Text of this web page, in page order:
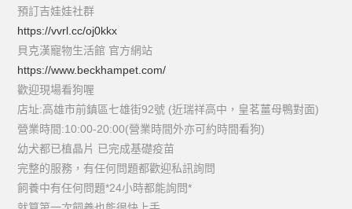
預訂吉娃娃社群
https://vvrl.cc/oj0kkx
貝克漢寵物生活館 官方網站
https://www.beckhampet.com/
歡迎現場看狗喔
店址:高雄市前鎮區七雄街92號 (近瑞祥高中，皇茗薑母鴨對面)
營業時間:10:00-20:00(營業時間外亦可約時間看狗)
幼犬都已植晶片 已完成基礎疫苗
完整的服務，有任何問題都歡迎私訊詢問
飼養中有任何問題*24小時都能詢問*